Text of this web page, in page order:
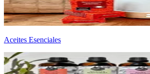
Aceites Esenciales